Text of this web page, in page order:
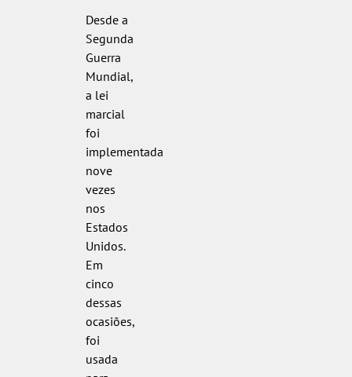
Desde a
Segunda
Guerra
Mundial,
a lei
marcial
foi
implementada
nove
vezes
nos
Estados
Unidos.
Em
cinco
dessas
ocasiões,
foi
usada